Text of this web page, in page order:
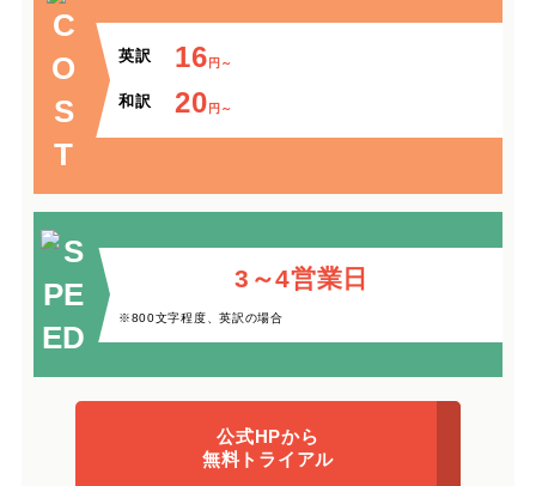
英訳 16 円～
和訳 20 円～
3～4営業日
※800文字程度、英訳の場合
公式HPから
無料トライアル